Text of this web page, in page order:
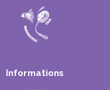
Informations